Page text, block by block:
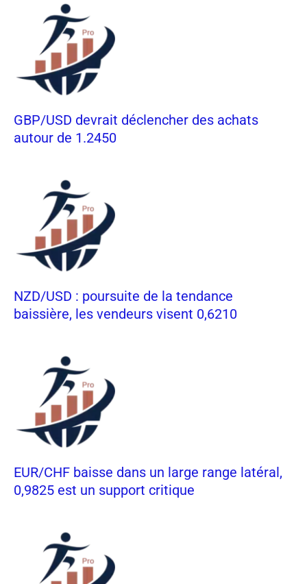
GBP/USD devrait déclencher des achats
autour de 1.2450
NZD/USD : poursuite de la tendance
baissière, les vendeurs visent 0,6210
EUR/CHF baisse dans un large range latéral,
0,9825 est un support critique